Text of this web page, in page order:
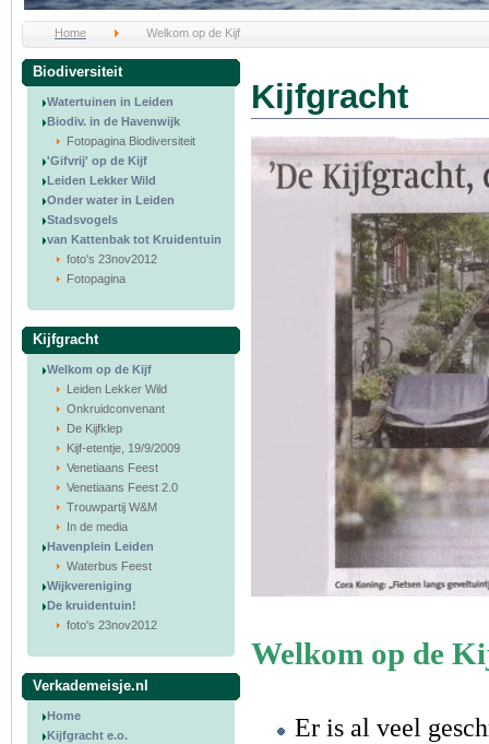
Home Welkom op de Kijf
Biodiversiteit
Watertuinen in Leiden
Biodiv. in de Havenwijk
Fotopagina Biodiversiteit
'Gifvrij' op de Kijf
Leiden Lekker Wild
Onder water in Leiden
Stadsvogels
van Kattenbak tot Kruidentuin
foto's 23nov2012
Fotopagina
Kijfgracht
Welkom op de Kijf
Leiden Lekker Wild
Onkruidconvenant
De Kijfklep
Kijf-etentje, 19/9/2009
Venetiaans Feest
Venetiaans Feest 2.0
Trouwpartij W&M
In de media
Havenplein Leiden
Waterbus Feest
Wijkvereniging
De kruidentuin!
foto's 23nov2012
Verkademeisje.nl
Home
Kijfgracht e.o.
Kijfgracht
Welkom op de
Er is al veel